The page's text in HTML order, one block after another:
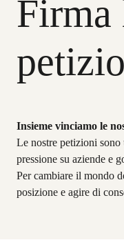
Firma
Insieme vinciamo le
Le nostre petizioni sono
pressione su aziende e
Per cambiare il mondo
posizione e agire di